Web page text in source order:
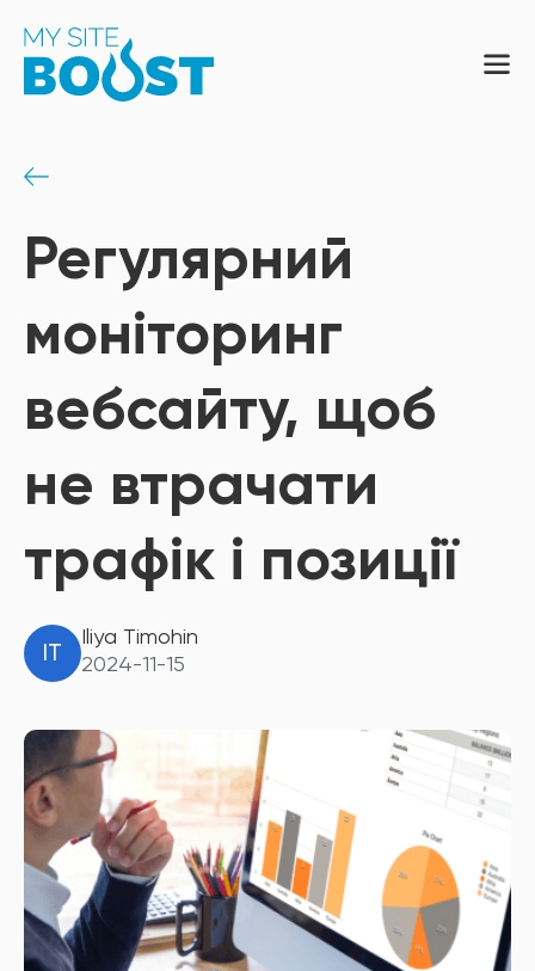
Регулярний
моніторинг
вебсайту, щоб
не втрачати
трафік і позиції
IT
Iliya Timohin
2024-11-15